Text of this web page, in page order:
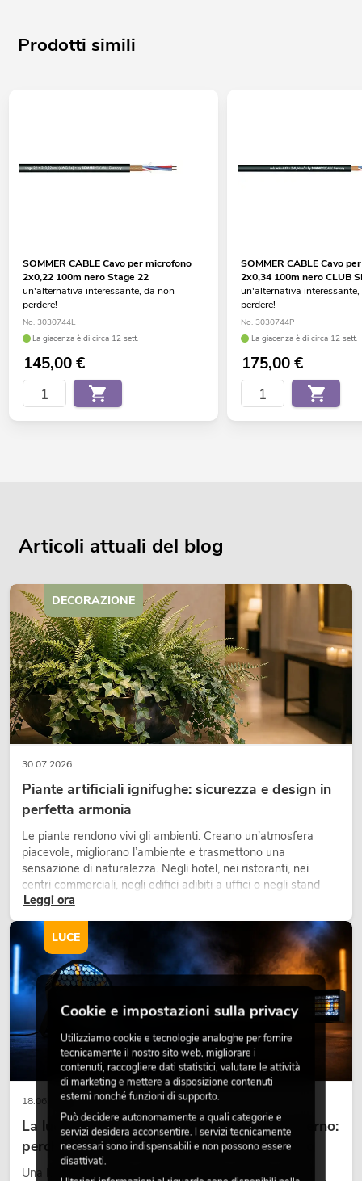
Prodotti simili
SOMMER CABLE Cavo per microfono
2x0,22 100m nero Stage 22
un'alternativa interessante, da non
perdere!
No. 3030744L
La giacenza è di circa 12 sett.
145,00€
SOMMER CABLE Cavo
2x0,34 100m nero CLUB
un'alternativa
perdere!
No. 3030744P
La giacenza è di circa 12 sett.
175,00€
Articoli attuali del blog
30.07.2026
Piante artificiali ignifughe: sicurezza e design in
perfetta armonia
Le piante rendono vivi gli ambienti. Creano un’atmosfera
piacevole, migliorano l’ambiente e trasmettono una
sensazione di naturalezza. Negli hotel, nei ristoranti, nei
centri commerciali, negli edifici adibiti a uffici o negli stand
fieristici, una vegetazione di alta qualità è ormai parte
integrante dei moderni progetti di arredamento.
Leggi ora
DECORAZIONE
18.06.2026
La luce retrò nel design illuminotecnico moderno:
perché la luce calda torna ad avere successo
Una luce molto calda, superfici luminose visibili e accenti
LUCE
Cookie e impostazioni sulla privacy
Utilizziamo cookie e tecnologie analoghe per fornire
tecnicamente il nostro sito web, migliorare i
contenuti, raccogliere dati statistici, valutare le attività
di marketing e mettere a disposizione contenuti
esterni nonché funzioni di supporto.
Può decidere autonomamente a quali categorie e
servizi desidera acconsentire. I servizi tecnicamente
necessari sono indispensabili e non possono essere
disattivati.